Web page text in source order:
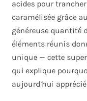
acides pour
caramélisée grâce
généreuse quantité
éléments réunis
unique — cette
qui explique
aujourd’hui